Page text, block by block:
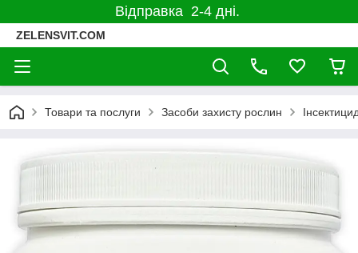
Відправка 2-4 дні.
ZELENSVIT.COM
Товари та послуги Засоби захисту рослин